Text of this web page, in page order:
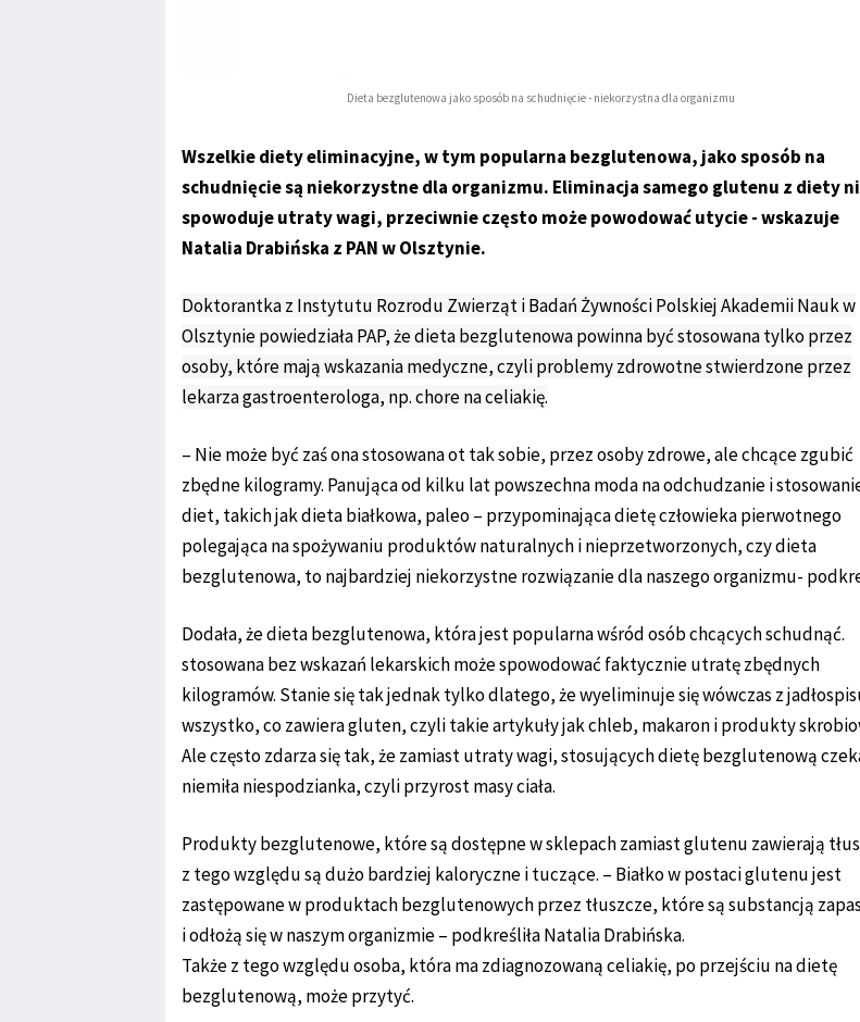
Dieta bezglutenowa jako sposób na schudnięcie - niekorzystna dla organizmu
Wszelkie diety eliminacyjne, w tym popularna bezglutenowa, jako sposób na
schudnięcie są niekorzystne dla organizmu. Eliminacja samego glutenu z diety
spowoduje utraty wagi, przeciwnie często może powodować utycie - wskazuje
Natalia Drabińska z PAN w Olsztynie.
Doktorantka z Instytutu Rozrodu Zwierząt i Badań Żywności Polskiej Akademii Nauk w
Olsztynie powiedziała PAP, że dieta bezglutenowa powinna być stosowana tylko przez
osoby, które mają wskazania medyczne, czyli problemy zdrowotne stwierdzone przez
lekarza gastroenterologa, np. chore na celiakię.
– Nie może być zaś ona stosowana ot tak sobie, przez osoby zdrowe, ale chcące zgubić
zbędne kilogramy. Panująca od kilku lat powszechna moda na odchudzanie i
diet, takich jak dieta białkowa, paleo – przypominająca dietę człowieka pierwotnego
polegająca na spożywaniu produktów naturalnych i nieprzetworzonych, czy dieta
bezglutenowa, to najbardziej niekorzystne rozwiązanie dla naszego organizmu-
Dodała, że dieta bezglutenowa, która jest popularna wśród osób chcących schudnąć.
stosowana bez wskazań lekarskich może spowodować faktycznie utratę zbędnych
kilogramów. Stanie się tak jednak tylko dlatego, że wyeliminuje się wówczas z
wszystko, co zawiera gluten, czyli takie artykuły jak chleb, makaron i produkty
Ale często zdarza się tak, że zamiast utraty wagi, stosujących dietę bezglutenową
niemiła niespodzianka, czyli przyrost masy ciała.
Produkty bezglutenowe, które są dostępne w sklepach zamiast glutenu zawierają
z tego względu są dużo bardziej kaloryczne i tuczące. – Białko w postaci glutenu jest
zastępowane w produktach bezglutenowych przez tłuszcze, które są substancją
i odłożą się w naszym organizmie – podkreśliła Natalia Drabińska.
Także z tego względu osoba, która ma zdiagnozowaną celiakię, po przejściu na dietę
bezglutenową, może przytyć.